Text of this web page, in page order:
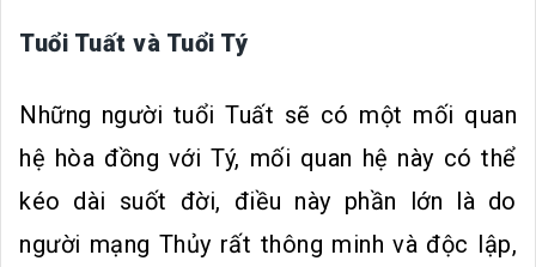
Tuổi Tuất và Tuổi Tý
Những người tuổi Tuất sẽ có một mối quan
hệ hòa đồng với Tý, mối quan hệ này có thể
kéo dài suốt đời, điều này phần lớn là do
người mạng Thủy rất thông minh và độc lập,